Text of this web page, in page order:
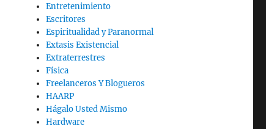
Entretenimiento
Escritores
Espiritualidad y Paranormal
Extasis Existencial
Extraterrestres
Física
Freelanceros Y Blogueros
HAARP
Hágalo Usted Mismo
Hardware